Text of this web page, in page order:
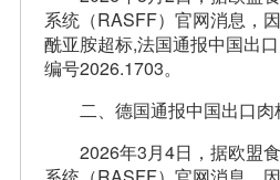
系统（RASFF）官网消息，
酰亚胺超标,法国通报中国出
编号2026.1703。
二、德国通报中国出口肉
2026年3月4日，据欧盟